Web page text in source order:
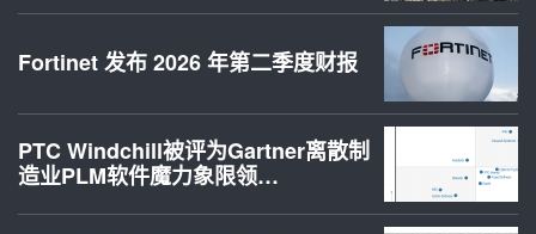
Fortinet 发布 2026 年第二季度财报
PTC Windchill被评为Gartner离散制
造业PLM软件魔力象限领…